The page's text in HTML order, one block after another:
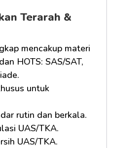
Terarah &
mencakup materi
HOTS: SAS/SAT,
untuk
rutin dan berkala.
UAS/TKA.
UAS/TKA.